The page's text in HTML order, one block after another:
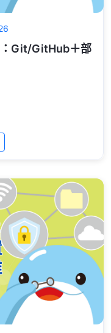
：Git/GitHub＋部